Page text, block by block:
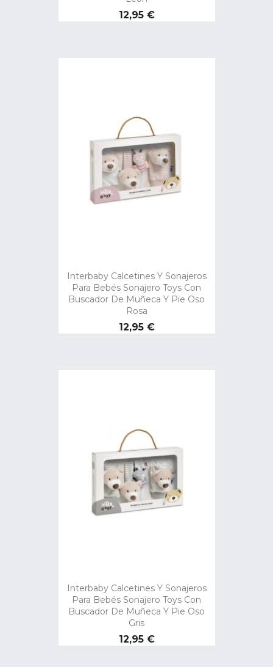
Precio
12,95 €
Interbaby Calcetines Y Sonajeros
Para Bebés Sonajero Toys Con
Buscador De Muñeca Y Pie Oso
Rosa
Precio
12,95 €
Interbaby Calcetines Y Sonajeros
Para Bebés Sonajero Toys Con
Buscador De Muñeca Y Pie Oso
Gris
Precio
12,95 €